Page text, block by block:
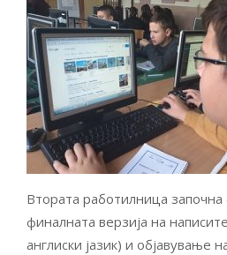
Втората работилница
финалната верзија на
англиски јазик) и објавување